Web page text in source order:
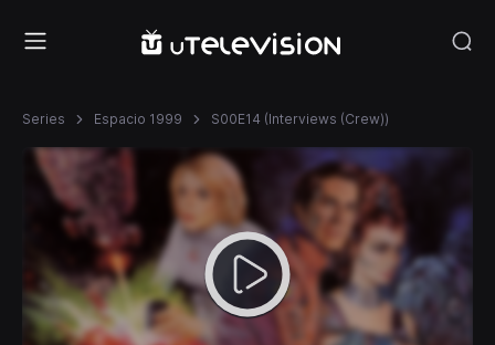
Series Espacio 1999 S00E14 (Interviews (Crew))